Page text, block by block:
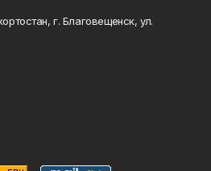
г. Благовещенск, ул.